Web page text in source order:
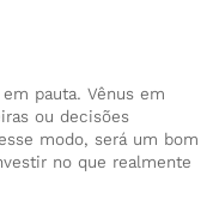
pauta. Vênus em
ou decisões
modo, será um bom
no que realmente